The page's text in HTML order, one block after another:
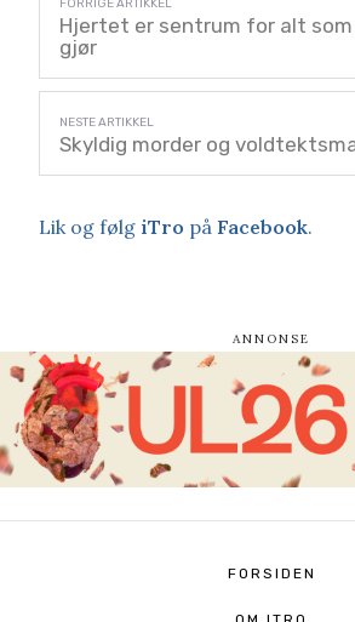
Hjertet er sentrum for alt som
gjør
Skyldig morder og
Lik og følg iTro på Facebook.
FORSIDEN